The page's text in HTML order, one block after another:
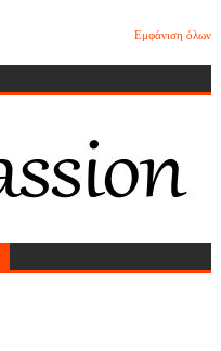
Εμφάνιση όλων